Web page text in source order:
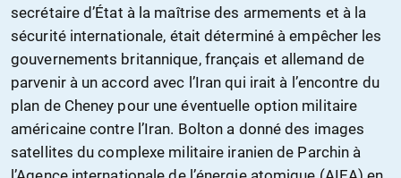
secrétaire d’État à la maîtrise des armements et à la
sécurité internationale, était déterminé à empêcher les
gouvernements britannique, français et allemand de
parvenir à un accord avec l’Iran qui irait à l’encontre du
plan de Cheney pour une éventuelle option militaire
américaine contre l’Iran. Bolton a donné des images
satellites du complexe militaire iranien de Parchin à